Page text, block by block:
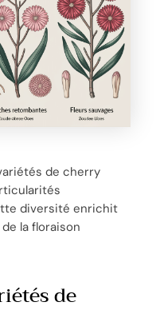
de cherry
diversité enrichit
la floraison
de